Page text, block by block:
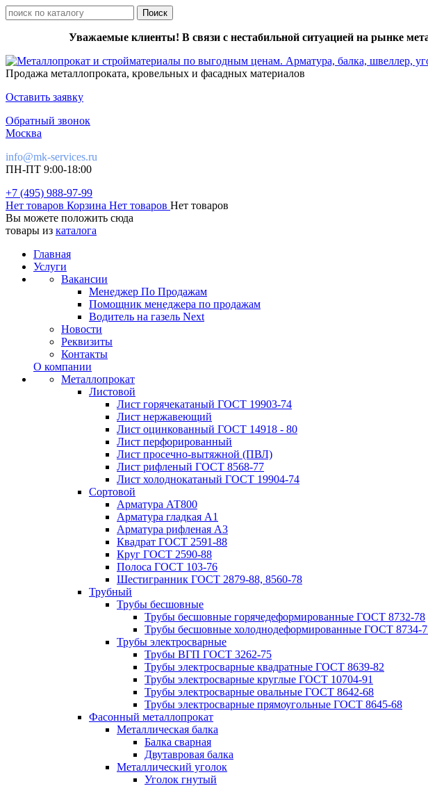
Уважаемые клиенты! В связи с нестабильной ситуацией на рынке
Продажа металлопроката, кровельных и фасадных материалов
Оставить заявку
Обратный звонок
Москва
info@mk-services.ru
ПН-ПТ 9:00-18:00
+7 (495) 988-97-99
Нет товаров Корзина Нет товаров Нет товаров
Вы можете положить сюда
товары из каталога
Главная
Услуги
Вакансии
Менеджер По Продажам
Помощник менеджера по продажам
Водитель на газель Next
Новости
Реквизиты
Контакты
О компании
Металлопрокат
Листовой
Лист горячекатаный ГОСТ 19903-74
Лист нержавеющий
Лист оцинкованный ГОСТ 14918 - 80
Лист перфорированный
Лист просечно-вытяжной (ПВЛ)
Лист рифленый ГОСТ 8568-77
Лист холоднокатаный ГОСТ 19904-74
Сортовой
Арматура АТ800
Арматура гладкая А1
Арматура рифленая А3
Квадрат ГОСТ 2591-88
Круг ГОСТ 2590-88
Полоса ГОСТ 103-76
Шестигранник ГОСТ 2879-88, 8560-78
Трубный
Трубы бесшовные
Трубы бесшовные горячедеформированные ГОСТ 8732-78
Трубы бесшовные холоднодеформированные ГОСТ 8734-
Трубы электросварные
Трубы ВГП ГОСТ 3262-75
Трубы электросварные квадратные ГОСТ 8639-82
Трубы электросварные круглые ГОСТ 10704-91
Трубы электросварные овальные ГОСТ 8642-68
Трубы электросварные прямоугольные ГОСТ 8645-68
Фасонный металлопрокат
Металлическая балка
Балка сварная
Двутавровая балка
Металлический уголок
Уголок гнутый